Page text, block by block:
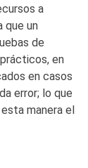
a
que un
de
en
en casos
error; lo que
manera el